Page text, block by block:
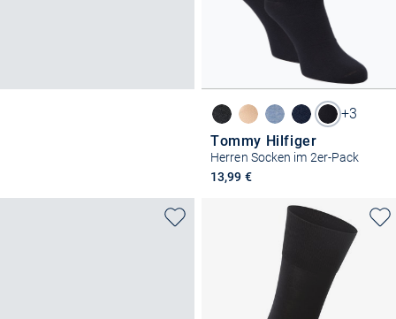
+3
Tommy Hilfiger
Herren Socken im 2er-Pack
13,99 €